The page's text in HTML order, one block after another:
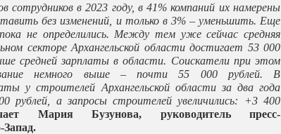
сотрудников в 2023 году, в 41% компаний их намерены
без изменений, и только в 3% – уменьшить. Еще
не определились. Между тем уже сейчас средняя
секторе Архангельской области достигает 53 000
средней зарплаты в области. Соискатели при этом
немного выше – почти 55 000 рублей. В
у строителей Архангельской области за два года
рублей, а запросы строителей увеличились: +3 400
Мария Бузунова, руководитель пресс-
Запад.